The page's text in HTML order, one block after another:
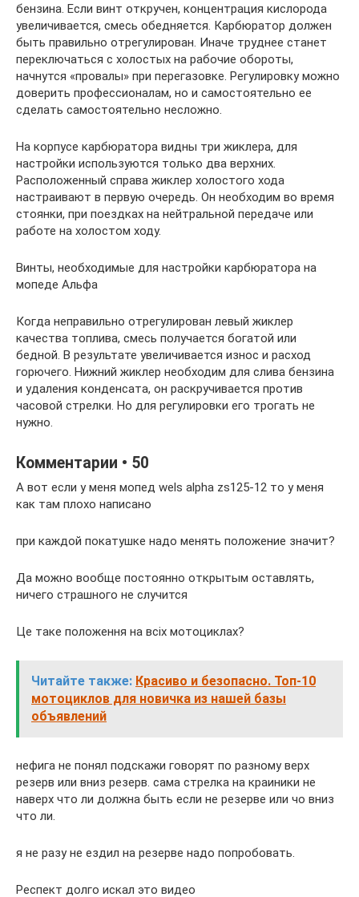
бензина. Если винт откручен, концентрация кислорода
увеличивается, смесь обедняется. Карбюратор должен
быть правильно отрегулирован. Иначе труднее станет
переключаться с холостых на рабочие обороты,
начнутся «провалы» при перегазовке. Регулировку можно
доверить профессионалам, но и самостоятельно ее
сделать самостоятельно несложно.
На корпусе карбюратора видны три жиклера, для
настройки используются только два верхних.
Расположенный справа жиклер холостого хода
настраивают в первую очередь. Он необходим во время
стоянки, при поездках на нейтральной передаче или
работе на холостом ходу.
Винты, необходимые для настройки карбюратора на
мопеде Альфа
Когда неправильно отрегулирован левый жиклер
качества топлива, смесь получается богатой или
бедной. В результате увеличивается износ и расход
горючего. Нижний жиклер необходим для слива бензина
и удаления конденсата, он раскручивается против
часовой стрелки. Но для регулировки его трогать не
нужно.
Комментарии • 50
А вот если у меня мопед wels alpha zs125-12 то у меня
как там плохо написано
при каждой покатушке надо менять положение значит?
Да можно вообще постоянно открытым оставлять,
ничего страшного не случится
Це таке положення на всіх мотоциклах?
Читайте также: Красиво и безопасно. Топ-10
мотоциклов для новичка из нашей базы
объявлений
нефига не понял подскажи говорят по разному верх
резерв или вниз резерв. сама стрелка на краиники не
наверх что ли должна быть если не резерве или чо вниз
что ли.
я не разу не ездил на резерве надо попробовать.
Респект долго искал это видео